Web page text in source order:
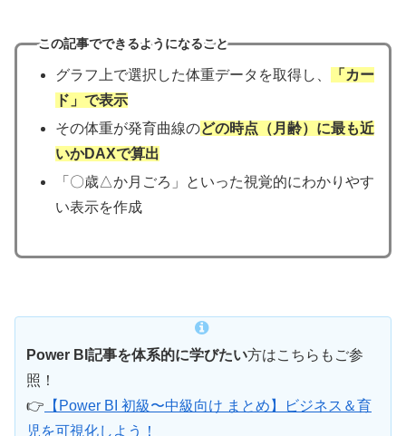
この記事でできるようになること
グラフ上で選択した体重データを取得し、
「カー
ド」で表示
その体重が発育曲線のどの時点（月齢）に最も近
いかDAXで算出
「〇歳△か月ごろ」といった視覚的にわかりやす
い表示を作成
Power BI記事を体系的に学びたい方はこちらもご参
照！
👉 【Power BI 初級〜中級向け まとめ】ビジネス＆育
児を可視化しよう！